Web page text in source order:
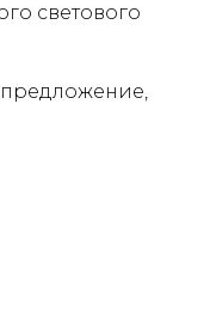
светового
предложение,